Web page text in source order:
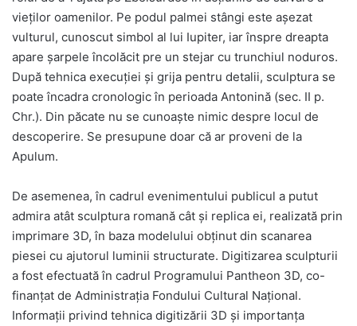
vieților oamenilor. Pe podul palmei stângi este așezat
vulturul, cunoscut simbol al lui Iupiter, iar înspre dreapta
apare șarpele încolăcit pre un stejar cu trunchiul noduros.
După tehnica execuției și grija pentru detalii, sculptura se
poate încadra cronologic în perioada Antonină (sec. II p.
Chr.). Din păcate nu se cunoaște nimic despre locul de
descoperire. Se presupune doar că ar proveni de la
Apulum.
De asemenea, în cadrul evenimentului publicul a putut
admira atât sculptura romană cât şi replica ei, realizată prin
imprimare 3D, în baza modelului obţinut din scanarea
piesei cu ajutorul luminii structurate. Digitizarea sculpturii
a fost efectuată în cadrul Programului Pantheon 3D, co-
finanţat de Administraţia Fondului Cultural Naţional.
Informaţii privind tehnica digitizării 3D şi importanţa